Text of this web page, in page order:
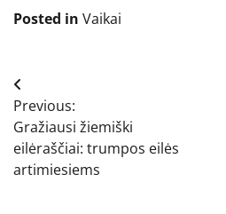
Posted in Vaikai
Navigacija
tarp
įrašų
Previous:
Gražiausi žiemiški
eilėraščiai: trumpos eilės
artimiesiems